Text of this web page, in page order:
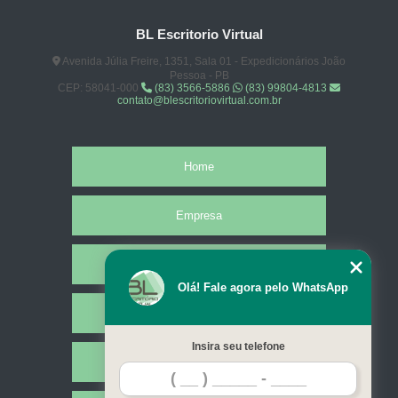
onde tem sala de atendimento para alugar Baía da Traição
sala para atendimento para locação preço Juru
sala de atendimento para alugar São Bento
sala para atendimento para locação Lauro de Freitas
BL Escritorio Virtual
Avenida Júlia Freire, 1351, Sala 01 - Expedicionários João
Pessoa - PB
CEP: 58041-000
(83) 3566-5886
(83) 99804-4813
contato@blescritoriovirtual.com.br
Home
Empresa
Contato
Olá! Fale agora pelo WhatsApp
Insira seu telefone